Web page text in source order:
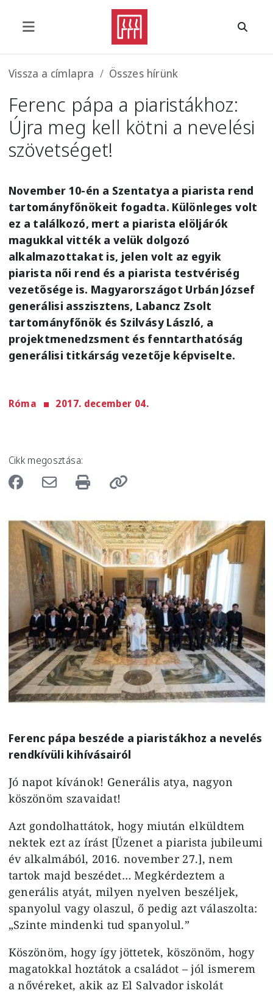
Morzsa
Vissza a címlapra Összes hírünk
Ferenc pápa a piaristákhoz:
Újra meg kell kötni a nevelési
szövetséget!
November 10-én a Szentatya a piarista rend
tartományfőnökeit fogadta. Különleges volt
ez a találkozó, mert a piarista elöljárók
magukkal vitték a velük dolgozó
alkalmazottakat is, jelen volt az egyik
piarista női rend és a piarista testvériség
vezetősége is. Magyarországot Urbán József
generálisi asszisztens, Labancz Zsolt
tartományfőnök és Szilvásy László, a
projektmenedzsment és fenntarthatóság
generálisi titkárság vezetője képviselte.
Róma 2017. december 04.
Cikk megosztása:
Image
Ferenc pápa beszéde a piaristákhoz a nevelés
rendkívüli kihívásairól
Jó napot kívánok! Generális atya, nagyon
köszönöm szavaidat!
Azt gondolhattátok, hogy miután elküldtem
nektek ezt az írást [Üzenet a piarista jubileumi
év alkalmából, 2016. november 27.], nem
tartok majd beszédet… Megkérdeztem a
generális atyát, milyen nyelven beszéljek,
spanyolul vagy olaszul, ő pedig azt válaszolta:
„Szinte mindenki tud spanyolul.”
Köszönöm, hogy így jöttetek, köszönöm, hogy
magatokkal hoztátok a családot – jól ismerem
a nővéreket, akik az El Salvador iskolát